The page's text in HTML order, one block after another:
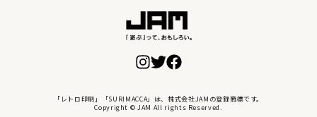
「レトロ印刷」「SURIMACCA」は、株式会社JAMの登録商標です。
Copyright © JAM All rights Reserved.